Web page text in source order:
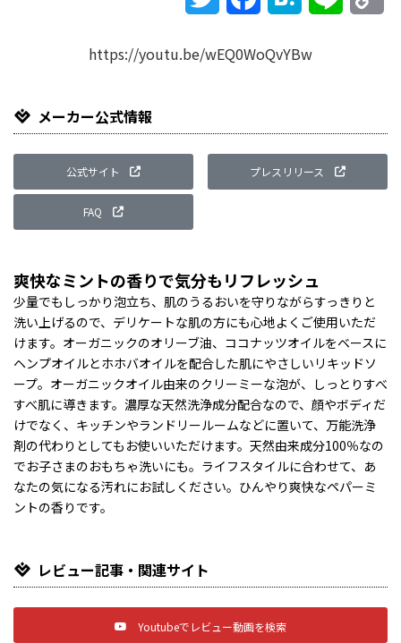
https://youtu.be/wEQ0WoQvYBw
メーカー公式情報
公式サイト プレスリリース
FAQ
爽快なミントの香りで気分もリフレッシュ
少量でもしっかり泡立ち、肌のうるおいを守りながらすっきりと
洗い上げるので、デリケートな肌の方にも心地よくご使用いただ
けます。オーガニックのオリーブ油、ココナッツオイルをベースに
ヘンプオイルとホホバオイルを配合した肌にやさしいリキッドソ
ープ。オーガニックオイル由来のクリーミーな泡が、しっとりすべ
すべ肌に導きます。濃厚な天然洗浄成分配合なので、顔やボディだ
けでなく、キッチンやランドリールームなどに置いて、万能洗浄
剤の代わりとしてもお使いいただけます。天然由来成分100％なの
でお子さまのおもちゃ洗いにも。ライフスタイルに合わせて、あ
なたの気になる汚れにお試しください。ひんやり爽快なペパーミ
ントの香りです。
レビュー記事・関連サイト
Youtubeでレビュー動画を検索